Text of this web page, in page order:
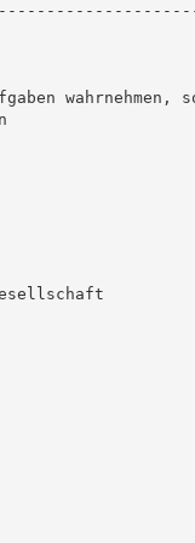
wahrnehmen,